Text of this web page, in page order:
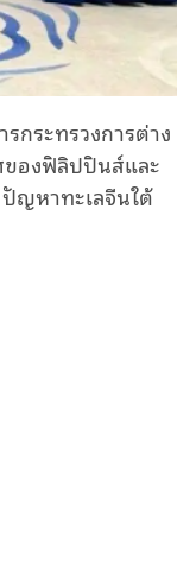
กระทรวงการต่าง
ของฟิลิปปินส์และ
ญหาทะเลจีนใต้